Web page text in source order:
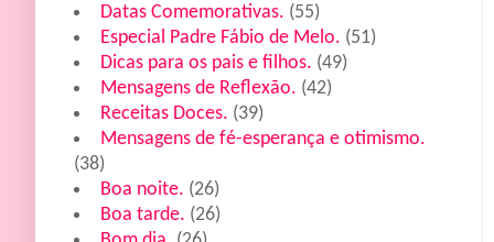
Datas Comemorativas. (55)
Especial Padre Fábio de Melo. (51)
Dicas para os pais e filhos. (49)
Mensagens de Reflexão. (42)
Receitas Doces. (39)
Mensagens de fé-esperança e otimismo.
(38)
Boa noite. (26)
Boa tarde. (26)